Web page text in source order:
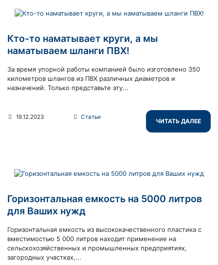
Кто-то наматывает круги, а мы
наматываем шланги ПВХ!
За время упорной работы компанией было изготовлено 350
километров шлангов из ПВХ различных диаметров и
назначений. Только представьте эту...
19.12.2023 Статьи
ЧИТАТЬ ДАЛЕЕ
Горизонтальная емкость на 5000 литров
для Ваших нужд
Горизонтальная емкость из высококачественного пластика с
вместимостью 5 000 литров находит применение на
сельскохозяйственных и промышленных предприятиях,
загородных участках,...